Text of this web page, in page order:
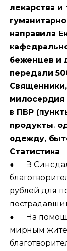
лекарства
направила
беженцев и
передали
милосердия
в ПВР
продукты,
одежду,
Статистика
● В
рублей для
● На
мирным